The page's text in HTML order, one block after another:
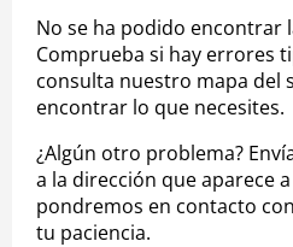
No se ha podido encontrar
Comprueba si hay errores
consulta nuestro mapa del
encontrar lo que necesites.
¿Algún otro problema?
a la dirección que aparece
pondremos en contacto
tu paciencia.